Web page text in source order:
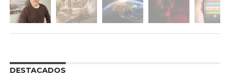
DESTACADOS